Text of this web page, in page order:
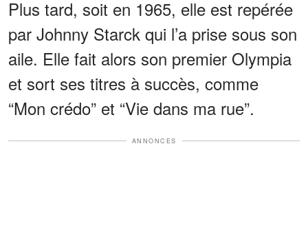
Plus tard, soit en 1965, elle est repérée
par Johnny Starck qui l’a prise sous son
aile. Elle fait alors son premier Olympia
et sort ses titres à succès, comme
“Mon crédo” et “Vie dans ma rue”.
ANNONCES